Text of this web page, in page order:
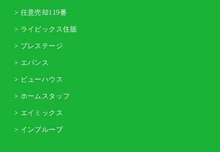
> 任意売却119番
> ライビックス住販
> プレステージ
> エバンス
> ビューハウス
> ホームスタッフ
> エイミックス
> インプルーブ